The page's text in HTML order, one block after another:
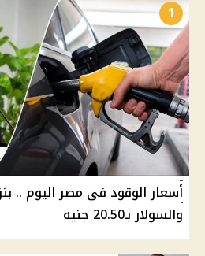
1
والسولار بـ20.50 جنيه